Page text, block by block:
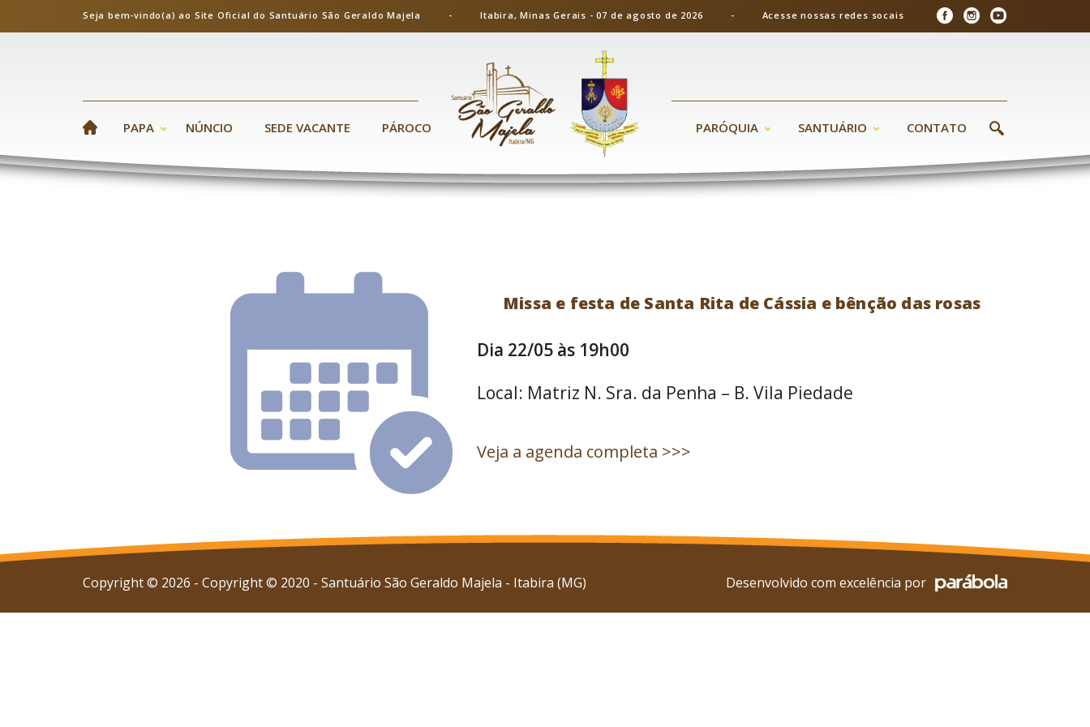
Seja bem-vindo(a) ao Site Oficial do Santuário São Geraldo Majela - Itabira, Minas Gerais - 07 de agosto de 2026 - Acesse nossas redes socais
PAPA NÚNCIO SEDE VACANTE PÁROCO PARÓQUIA SANTUÁRIO CONTATO
Missa e festa de Santa Rita de Cássia e bênção das rosas
Dia 22/05 às 19h00
Local: Matriz N. Sra. da Penha – B. Vila Piedade
Veja a agenda completa >>>
Copyright © 2026 - Copyright © 2020 - Santuário São Geraldo Majela - Itabira (MG) Desenvolvido com excelência por